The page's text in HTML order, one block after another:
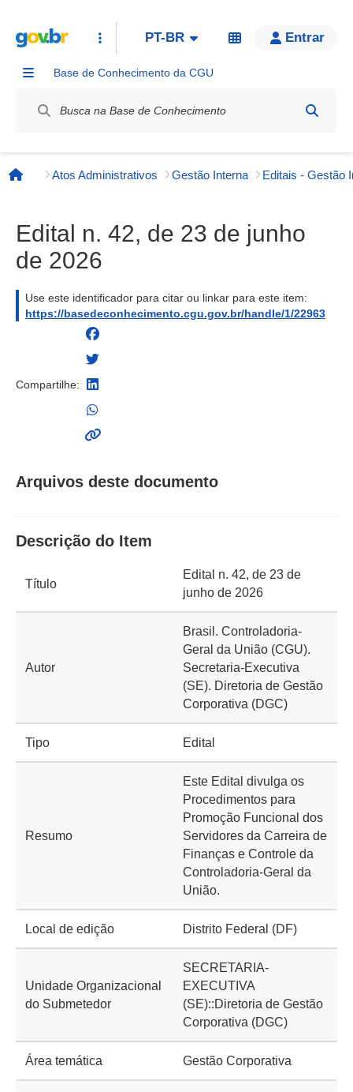
PT-BR Entrar
Base de Conhecimento da CGU
Página inicial
Atos Administrativos Gestão Interna Editais - Gestão
Edital n. 42, de 23 de junho
de 2026
Use este identificador para citar ou linkar para este item:
https://basedeconhecimento.cgu.gov.br/handle/1/22963
Compartilhe:
Arquivos deste documento
Descrição do Item
Título
Edital n. 42, de 23 de
junho de 2026
Autor
Brasil. Controladoria-
Geral da União (CGU).
Secretaria-Executiva
(SE). Diretoria de Gestão
Corporativa (DGC)
Tipo Edital
Resumo
Este Edital divulga os
Procedimentos para
Promoção Funcional dos
Servidores da Carreira de
Finanças e Controle da
Controladoria-Geral da
União.
Local de edição Distrito Federal (DF)
Unidade Organizacional
do Submetedor
SECRETARIA-
EXECUTIVA
(SE)::Diretoria de Gestão
Corporativa (DGC)
Área temática Gestão Corporativa